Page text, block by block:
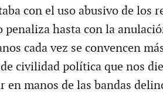
con el uso abusivo de los
penaliza hasta con la
cada vez se convencen
civilidad política que nos
en manos de las bandas